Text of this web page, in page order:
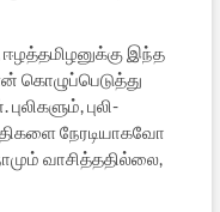
ஈழத்தமிழனுக்கு இந்த
கொழுப்பெடுத்து
புலி-
நேரடியாகவோ
வாசித்ததில்லை,